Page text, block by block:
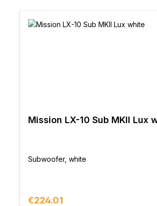
Mission LX-10 Sub MKII Lux
Subwoofer, white
Regular price:
€224.01